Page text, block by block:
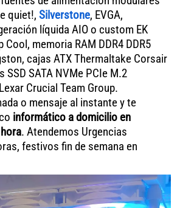
quiet!, Silverstone, EVGA,
líquida AIO o custom EK
memoria RAM DDR4 DDR5
cajas ATX Thermaltake Corsair
SSD SATA NVMe PCIe M.2
Crucial Team Group.
o mensaje al instante y te
informático a domicilio en
. Atendemos Urgencias
festivos fin de semana en